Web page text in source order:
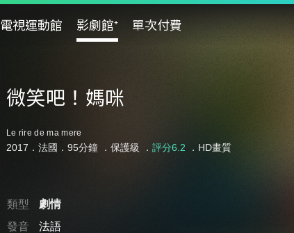
電視運動館 影劇館⁺ 單次付費
微笑吧！媽咪
Le rire de ma mere
2017．法國．95分鐘 ． 保護級 ． 評分6.2 ．HD畫質
類型
劇情
發音
法語